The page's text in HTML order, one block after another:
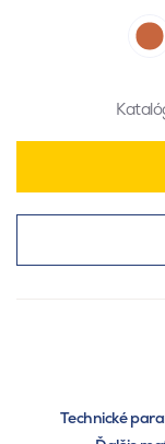
Technické